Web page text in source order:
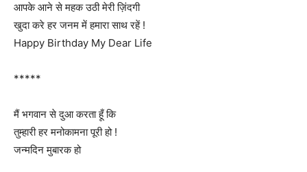
आपके आने से महक उठी मेरी ज़िंदगी
खुदा करे हर जनम में हमारा साथ रहें !
Happy Birthday My Dear Life
*****
मैं भगवान से दुआ करता हूँ कि
तुम्हारी हर मनोकामना पूरी हो !
जन्मदिन मुबारक हो